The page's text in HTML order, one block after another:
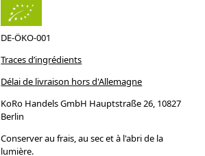
DE-ÖKO-001
Traces d’ingrédients
Délai de livraison hors d'Allemagne
KoRo Handels GmbH Hauptstraße 26, 10827
Berlin
Conserver au frais, au sec et à l'abri de la
lumière.